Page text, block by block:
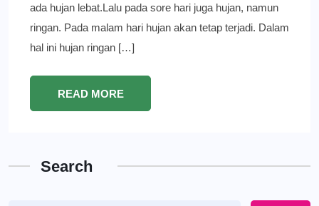
ada hujan lebat.Lalu pada sore hari juga hujan, namun
ringan. Pada malam hari hujan akan tetap terjadi. Dalam
hal ini hujan ringan […]
READ MORE
Search